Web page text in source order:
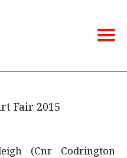
Fair 2015
(Cnr Codrington